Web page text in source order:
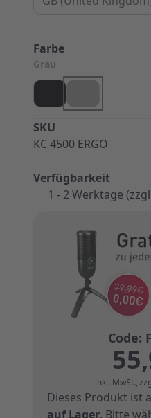
SKU
KC 4500 ERGO
Verfügbarkeit
1 - 2 Werktage
Farbe
Grau
inkl. MwSt.,
Dieses Produkt ist
auf Lager. Bitte